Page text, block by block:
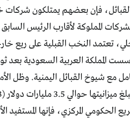
القبائل، فإن بعضهم يمتلكون
المملوكة لأقارب الرئيس السابق
تعتمد النخب القبلية على ريع
مع شيوخ القبائل اليمنية. وظل
الحكومي المركزي، فإنها